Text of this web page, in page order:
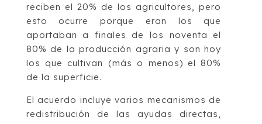
reciben el 20% de los agricultores, pero
esto ocurre porque eran los que
aportaban a finales de los noventa el
80% de la producción agraria y son hoy
los que cultivan (más o menos) el 80%
de la superficie.
El acuerdo incluye varios mecanismos de
redistribución de las ayudas directas,